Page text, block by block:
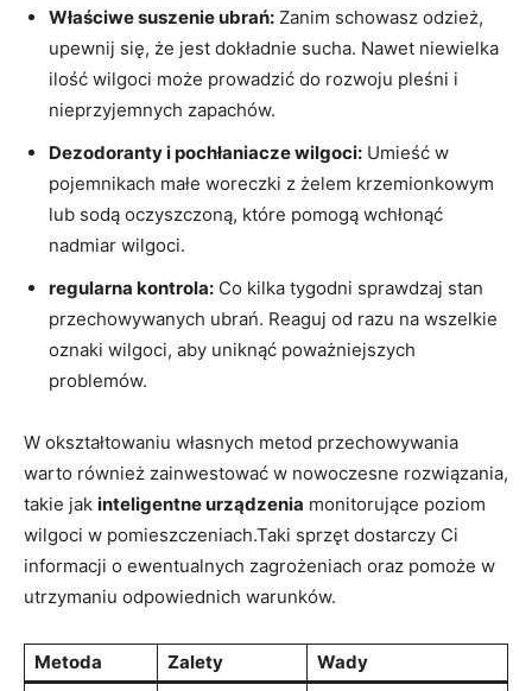
Właściwe suszenie ubrań: Zanim schowasz odzież,
upewnij się, że jest dokładnie sucha. Nawet niewielka
ilość wilgoci może prowadzić do rozwoju pleśni i
nieprzyjemnych zapachów.
Dezodoranty i pochłaniacze wilgoci: Umieść w
pojemnikach małe woreczki z żelem krzemionkowym
lub sodą oczyszczoną, które pomogą wchłonąć
nadmiar wilgoci.
regularna kontrola: Co kilka tygodni sprawdzaj stan
przechowywanych ubrań. Reaguj od razu na wszelkie
oznaki wilgoci, aby uniknąć poważniejszych
problemów.
W okształtowaniu własnych metod przechowywania
warto również zainwestować w nowoczesne rozwiązania,
takie jak inteligentne urządzenia monitorujące poziom
wilgoci w pomieszczeniach.Taki sprzęt dostarczy Ci
informacji o ewentualnych zagrożeniach oraz pomoże w
utrzymaniu odpowiednich warunków.
Metoda Zalety
Wady